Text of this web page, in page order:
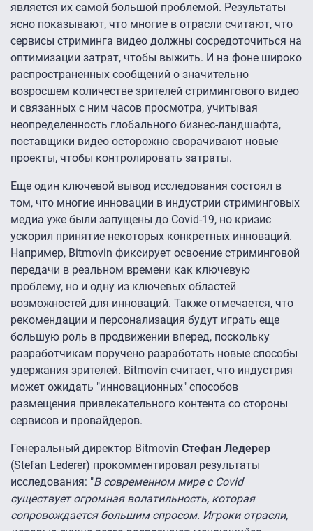
является их самой большой проблемой. Результаты
ясно показывают, что многие в отрасли считают, что
сервисы стриминга видео должны сосредоточиться на
оптимизации затрат, чтобы выжить. И на фоне широко
распространенных сообщений о значительно
возросшем количестве зрителей стримингового видео
и связанных с ним часов просмотра, учитывая
неопределенность глобального бизнес-ландшафта,
поставщики видео осторожно сворачивают новые
проекты, чтобы контролировать затраты.
Еще один ключевой вывод исследования состоял в
том, что многие инновации в индустрии стриминговых
медиа уже были запущены до Covid-19, но кризис
ускорил принятие некоторых конкретных инноваций.
Например, Bitmovin фиксирует освоение стриминговой
передачи в реальном времени как ключевую
проблему, но и одну из ключевых областей
возможностей для инноваций. Также отмечается, что
рекомендации и персонализация будут играть еще
большую роль в продвижении вперед, поскольку
разработчикам поручено разработать новые способы
удержания зрителей. Bitmovin считает, что индустрия
может ожидать "инновационных" способов
размещения привлекательного контента со стороны
сервисов и провайдеров.
Генеральный директор Bitmovin Стефан Ледерер
(Stefan Lederer) прокомментировал результаты
исследования: "В современном мире с Covid
существует огромная волатильность, которая
сопровождается большим спросом. Игроки отрасли,